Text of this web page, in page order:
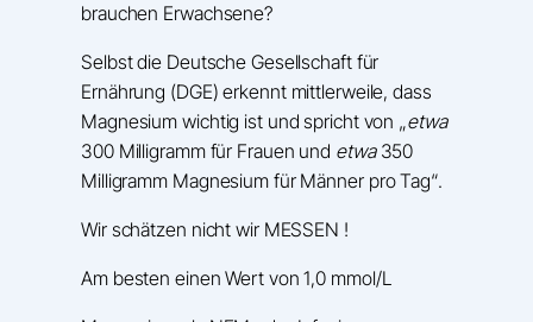
brauchen Erwachsene?
Selbst die Deutsche Gesellschaft für
Ernährung (DGE) erkennt mittlerweile, dass
Magnesium wichtig ist und spricht von „etwa
300 Milligramm für Frauen und etwa350
Milligramm Magnesium für Männer pro Tag“.
Wir schätzen nicht wir MESSEN !
Am besten einen Wert von 1,0 mmol/L